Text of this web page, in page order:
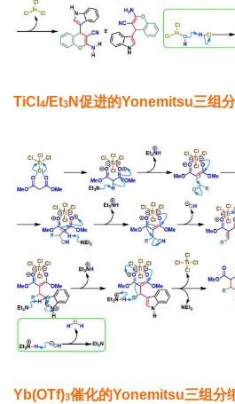
TiCl 4/Et3 N促进的Yonemitsu三组
Yb(OTf)3催化的Yonemitsu三组分